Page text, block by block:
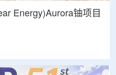
Energy)Aurora铀项目